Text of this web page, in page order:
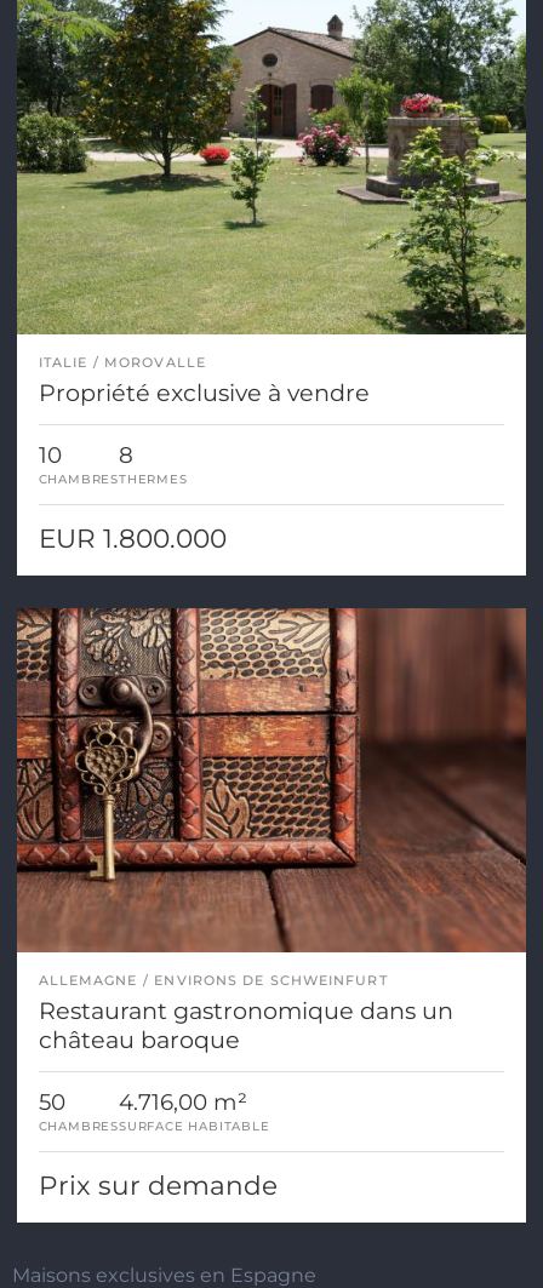
ITALIE MOROVALLE
Propriété exclusive à vendre
10
CHAMBRES
8
THERMES
EUR 1.800.000
ALLEMAGNE ENVIRONS DE SCHWEINFURT
Restaurant gastronomique dans un
château baroque
50
CHAMBRES
4.716,00 m²
SURFACE HABITABLE
Prix sur demande
Maisons exclusives en Espagne